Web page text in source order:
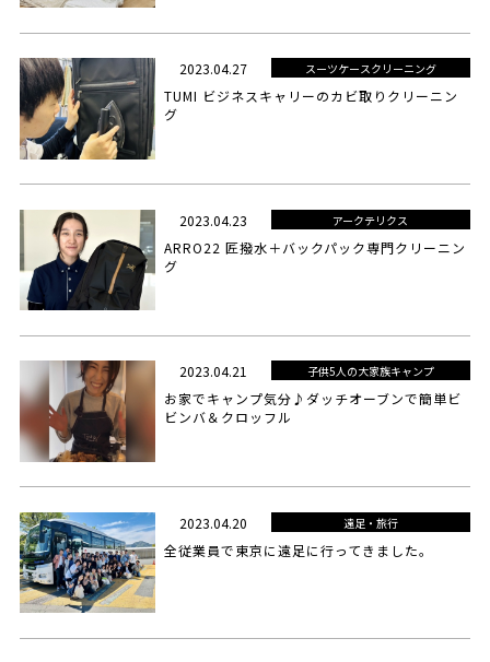
2023.04.27 スーツケースクリーニング
TUMI ビジネスキャリーのカビ取りクリーニン
グ
2023.04.23 アークテリクス
ARRO22 匠撥水＋バックパック専門クリーニン
グ
2023.04.21 子供5人の大家族キャンプ
お家でキャンプ気分♪ダッチオーブンで簡単ビ
ビンバ＆クロッフル
2023.04.20 遠足・旅行
全従業員で東京に遠足に行ってきました。